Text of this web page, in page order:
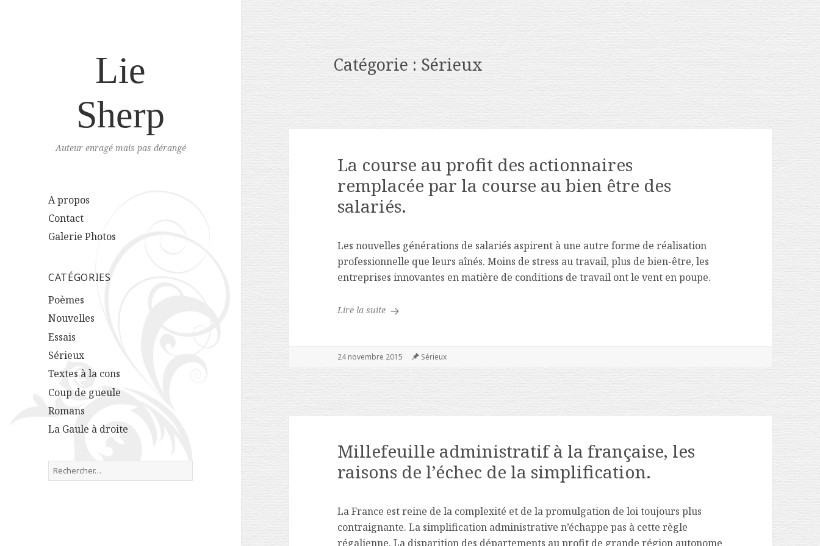
Lie
Sherp
Auteur enragé mais pas dérangé
A propos
Contact
Galerie Photos
CATÉGORIES
Poèmes
Nouvelles
Essais
Sérieux
Textes à la cons
Coup de gueule
Romans
La Gaule à droite
R
e
Catégorie :Sérieux
La course au profit des actionnaires
remplacée par la course au bien être des
salariés.
Les nouvelles générations de salariés aspirent à une autre forme de réalisation
professionnelle que leurs aînés. Moins de stress au travail, plus de bien-être, les
entreprises innovantes en matière de conditions de travail ont le vent en poupe.
Lire la suite La course au profit des actionnaires remplacée par la course au bien être des salariés.
Publié
24 novembre 2015 Catégories
Sérieux
Millefeuille administratif à la française, les
raisons de l’échec de la simplification.
La France est reine de la complexité et de la promulgation de loi toujours plus
contraignante. La simplification administrative n’échappe pas à cette règle
régalienne. La disparition des départements au profit de grande région autonome